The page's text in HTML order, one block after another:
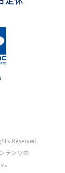
Reserved.
テンツの